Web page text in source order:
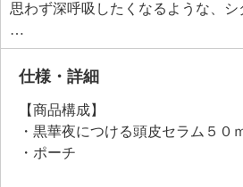
思わず深呼吸したくなるような、
ンダーの香り。
睡眠時やおやすみ前のリラックス
香師がブレンドしたナイトブレンド
油）、スイートオレンジ（オレンジ
ニウム（ニオイテンジクアオイ油）
油））。
仕様・詳細
【商品構成】
・黒華夜につける頭皮セラム５０
・ポーチ